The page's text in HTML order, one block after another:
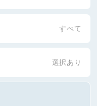
すべて
選択あり